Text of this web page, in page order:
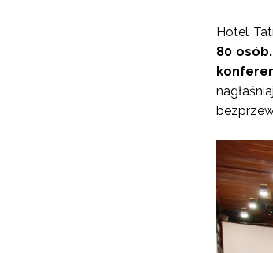
Hotel
80 osób.